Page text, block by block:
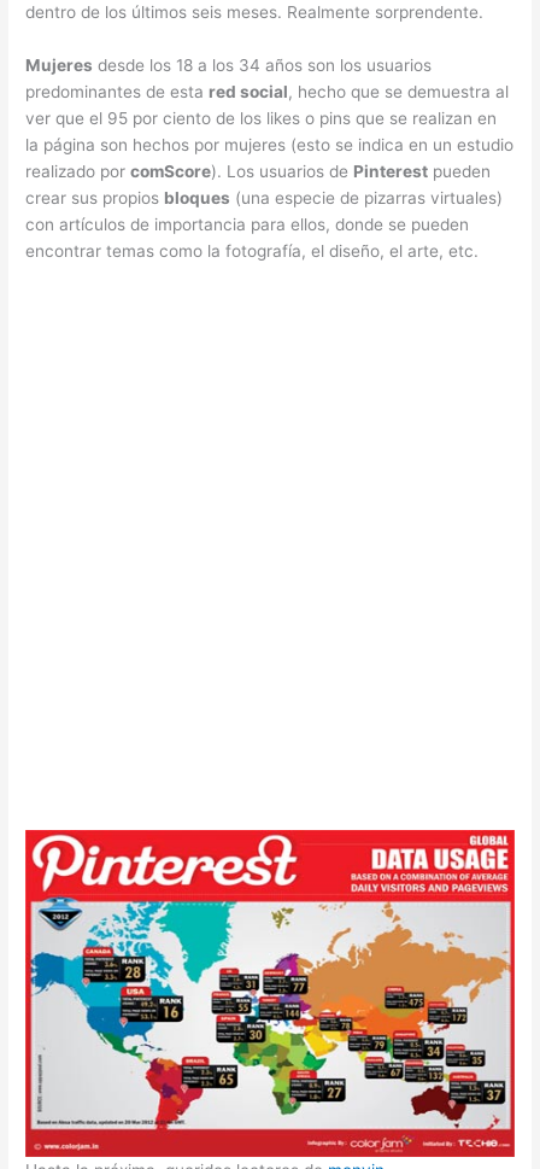
dentro de los últimos seis meses. Realmente sorprendente.
Mujeres desde los 18 a los 34 años son los usuarios
predominantes de esta red social, hecho que se demuestra al
ver que el 95 por ciento de los likes o pins que se realizan en
la página son hechos por mujeres (esto se indica en un estudio
realizado porcomScore). Los usuarios de Pinterest pueden
crear sus propios bloques (una especie de pizarras virtuales)
con artículos de importancia para ellos, donde se pueden
encontrar temas como la fotografía, el diseño, el arte, etc.